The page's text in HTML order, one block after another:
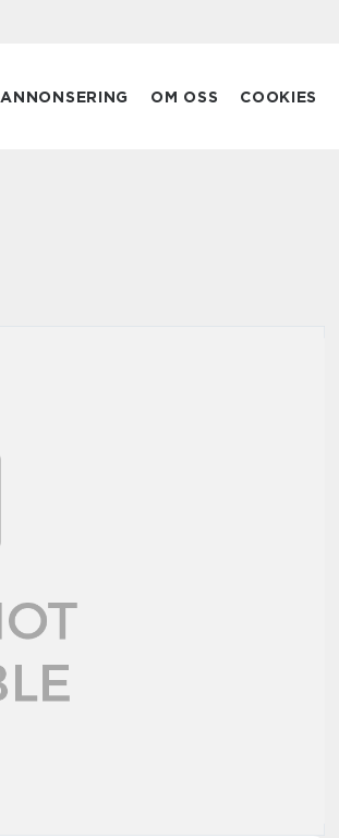
ANNONSERING OM OSS COOKIES